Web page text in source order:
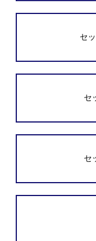
セ
セ
セ